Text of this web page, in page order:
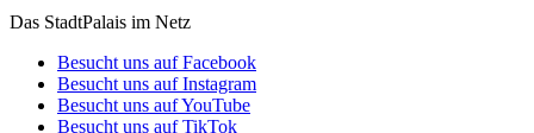
Das StadtPalais im Netz
Besucht uns auf Facebook
Besucht uns auf Instagram
Besucht uns auf YouTube
Besucht uns auf TikTok